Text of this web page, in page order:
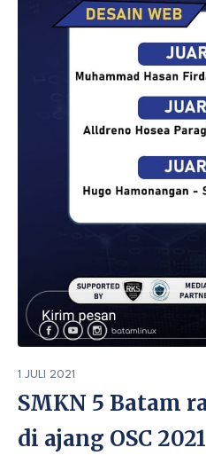
1 JULI 2021
SMKN 5 Batam
di ajang OSC 2021